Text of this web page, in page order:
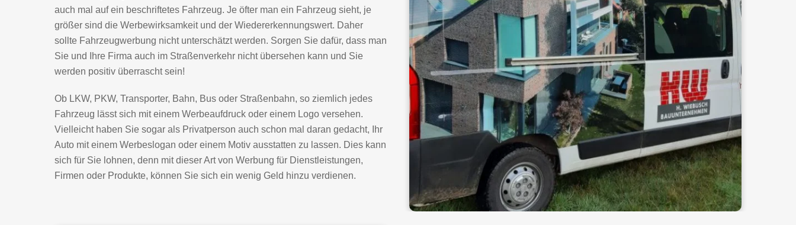
auch mal auf ein beschriftetes Fahrzeug. Je öfter man ein Fahrzeug sieht, je
größer sind die Werbewirksamkeit und der Wiedererkennungswert. Daher
sollte Fahrzeugwerbung nicht unterschätzt werden. Sorgen Sie dafür, dass man
Sie und Ihre Firma auch im Straßenverkehr nicht übersehen kann und Sie
werden positiv überrascht sein!
Ob LKW, PKW, Transporter, Bahn, Bus oder Straßenbahn, so ziemlich jedes
Fahrzeug lässt sich mit einem Werbeaufdruck oder einem Logo versehen.
Vielleicht haben Sie sogar als Privatperson auch schon mal daran gedacht, Ihr
Auto mit einem Werbeslogan oder einem Motiv ausstatten zu lassen. Dies kann
sich für Sie lohnen, denn mit dieser Art von Werbung für Dienstleistungen,
Firmen oder Produkte, können Sie sich ein wenig Geld hinzu verdienen.